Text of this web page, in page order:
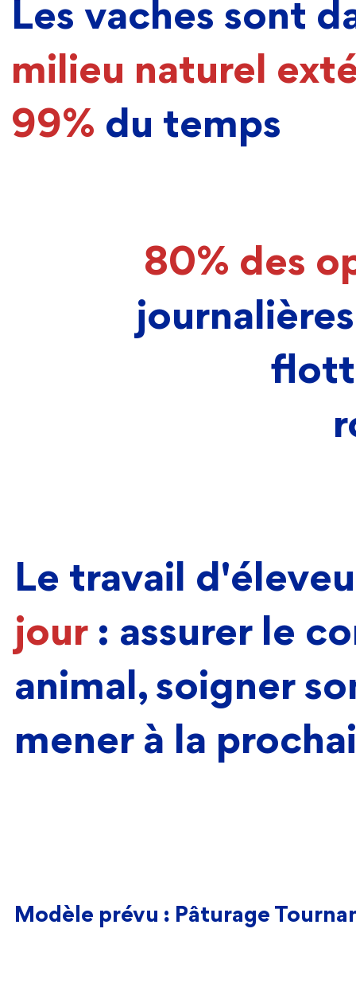
Les vaches sont
milieu naturel
99% du temps
80% des
Le travail
jour: assurer le
animal, soigner
mener à la
Modèle prévu : Pâturage